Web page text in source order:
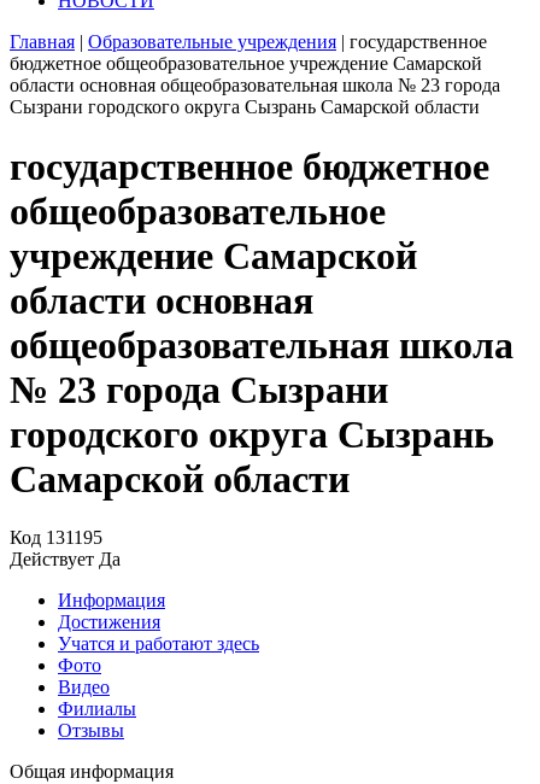
Главная | Образовательные учреждения | государственное
бюджетное общеобразовательное учреждение Самарской
области основная общеобразовательная школа № 23 города
Сызрани городского округа Сызрань Самарской области
государственное бюджетное
общеобразовательное
учреждение Самарской
области основная
общеобразовательная школа
№ 23 города Сызрани
городского округа Сызрань
Самарской области
Код 131195
Действует Да
Информация
Достижения
Учатся и работают здесь
Фото
Видео
Филиалы
Отзывы
Общая информация